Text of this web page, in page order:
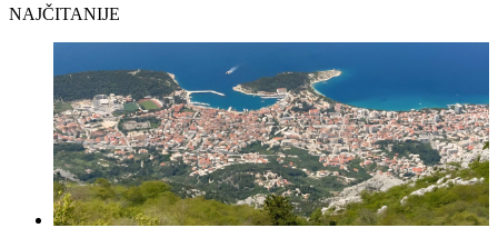
NAJČITANIJE